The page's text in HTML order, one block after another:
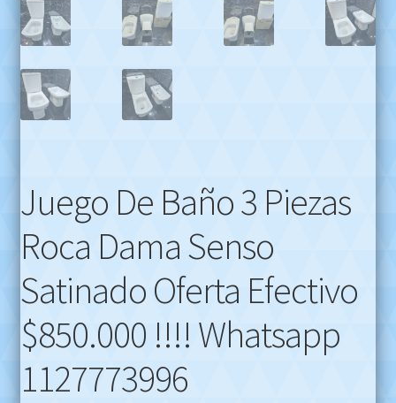
Juego De Baño 3 Piezas
Roca Dama Senso
Satinado Oferta Efectivo
$850.000 !!!! Whatsapp
1127773996